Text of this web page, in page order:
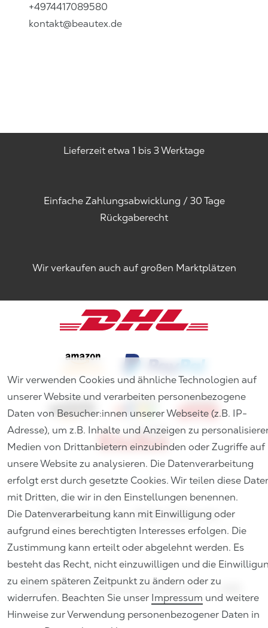
+4974417089580
kontakt@beautex.de
Lieferzeit etwa 1 bis 3 Werktage
Einfache Zahlungsabwicklung / 30 Tage
Rückgaberecht
Wir verkaufen auch auf großen Marktplätzen
Widerrufs­recht Widerrufs­formular
Impressum Daten­schutz­erklärung
Wir verwenden Cookies und ähnliche Technologien auf
unserer Website und verarbeiten personenbezogene
Daten von Besucher:innen unserer Webseite (z.B. IP-
Adresse), um z.B. Inhalte und Anzeigen zu
Medien von Drittanbietern einzubinden oder Zugriffe auf
unsere Website zu analysieren. Die Datenverarbeitung
erfolgt erst durch gesetzte Cookies. Wir teilen diese
mit Dritten, die wir in den Einstellungen benennen.
Die Datenverarbeitung kann mit Einwilligung oder
aufgrund eines berechtigten Interesses erfolgen. Die
Zustimmung kann erteilt oder abgelehnt werden. Es
besteht das Recht, nicht einzuwilligen und die
zu einem späteren Zeitpunkt zu ändern oder zu
widerrufen. Beachten Sie unser Impressum und weitere
Hinweise zur Verwendung personenbezogener Daten in